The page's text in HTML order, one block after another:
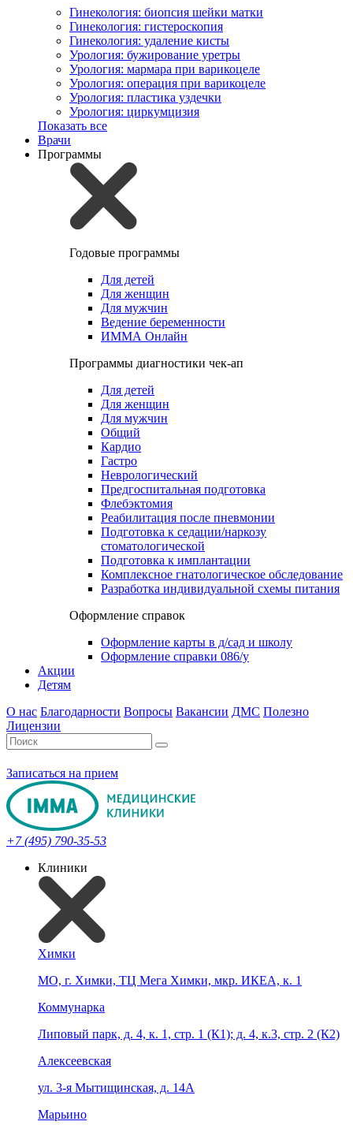
Гинекология: биопсия шейки матки
Гинекология: гистероскопия
Гинекология: удаление кисты
Урология: бужирование уретры
Урология: мармара при варикоцеле
Урология: операция при варикоцеле
Урология: пластика уздечки
Урология: циркумцизия
Показать все
Врачи
Программы
Годовые программы
Для детей
Для женщин
Для мужчин
Ведение беременности
ИММА Онлайн
Программы диагностики чек-ап
Для детей
Для женщин
Для мужчин
Общий
Кардио
Гастро
Неврологический
Предгоспитальная подготовка
Флебэктомия
Реабилитация после пневмонии
Подготовка к седации/наркозу
стоматологической
Подготовка к имплантации
Комплексное гнатологическое обследование
Разработка индивидуальной схемы питания
Оформление справок
Оформление карты в д/сад и школу
Оформление справки 086/у
Акции
Детям
О нас Благодарности Вопросы Вакансии ДМС Полезно
Лицензии
Записаться на прием
+7 (495) 790-35-53
Клиники
Химки
МО, г. Химки, ТЦ Мега Химки, мкр. ИКЕА, к. 1
Коммунарка
Липовый парк, д. 4, к. 1, стр. 1 (К1); д. 4, к.3, стр. 2 (К2)
Алексеевская
ул. 3-я Мытищинская, д. 14А
Марьино